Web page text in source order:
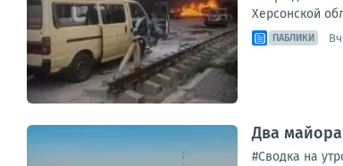
Херсонской
ПАБЛИКИ
Два
#Сводка на